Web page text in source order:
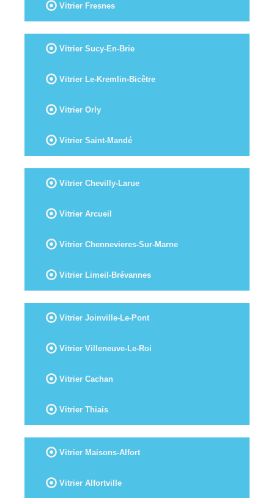
Vitrier Fresnes
Vitrier Sucy-En-Brie
Vitrier Le-Kremlin-Bicêtre
Vitrier Orly
Vitrier Saint-Mandé
Vitrier Chevilly-Larue
Vitrier Arcueil
Vitrier Chennevieres-Sur-Marne
Vitrier Limeil-Brévannes
Vitrier Joinville-Le-Pont
Vitrier Villeneuve-Le-Roi
Vitrier Cachan
Vitrier Thiais
Vitrier Maisons-Alfort
Vitrier Alfortville